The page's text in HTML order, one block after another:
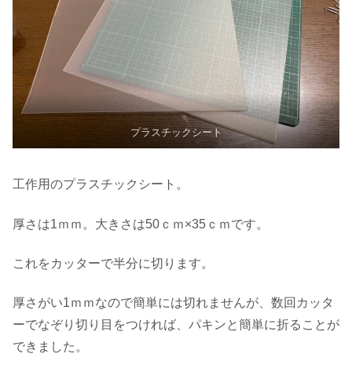
プラスチックシート
工作用のプラスチックシート。
厚さは1ｍｍ。大きさは50ｃｍ×35ｃｍです。
これをカッターで半分に切ります。
厚さがい1ｍｍなので簡単には切れませんが、数回カッタ
ーでなぞり切り目をつければ、パキンと簡単に折ることが
できました。